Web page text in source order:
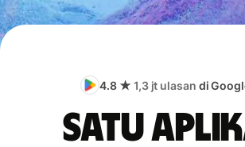
4.8 ★ 1,3 jt ulasan di
Satu